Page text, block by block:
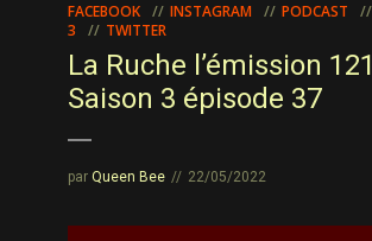
FACEBOOK INSTAGRAM PODCAST
3
TWITTER
La Ruche l’émission 121
Saison 3 épisode 37
par Queen Bee 22/05/2022